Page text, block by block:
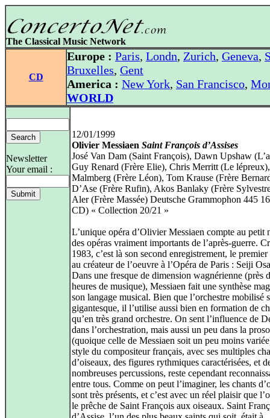
The Classical Music Network
CD
Europe : Paris, Londn, Zurich, Geneva,
Bruxelles, Gent
America : New York, San Francisco,
WORLD
Newsletter
Your email :
12/01/1999
Olivier Messiaen Saint François d’Assises
José Van Dam (Saint François), Dawn Upshaw
Guy Renard (Frère Elie), Chris Merritt (Le
Malmberg (Frère Léon), Tom Krause (Frère
D’Ase (Frère Rufin), Akos Banlaky (Frère
Aler (Frère Massée) Deutsche Grammophon 445
CD) « Collection 20/21 »
L’unique opéra d’Olivier Messiaen compte au petit
des opéras vraiment importants de l’après-guerre.
1983, c’est là son second enregistrement, le
au créateur de l’oeuvre à l’Opéra de Paris : Seiji
Dans une fresque de dimension wagnérienne (près
heures de musique), Messiaen fait une synthèse
son langage musical. Bien que l’orchestre mobilisé
gigantesque, il l’utilise aussi bien en formation de
qu’en très grand orchestre. On sent l’influence de
dans l’orchestration, mais aussi un peu dans la
(quoique celle de Messiaen soit un peu moins
style du compositeur français, avec ses multiples
d’oiseaux, des figures rythmiques caractérisées, et
nombreuses percussions, reste cependant
entre tous. Comme on peut l’imaginer, les chants
sont très présents, et c’est avec un réel plaisir que
le prêche de Saint François aux oiseaux. Saint